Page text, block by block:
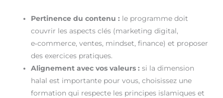
Pertinence du contenu : le programme doit
couvrir les aspects clés (marketing digital,
e‑commerce, ventes, mindset, finance) et proposer
des exercices pratiques.
Alignement avec vos valeurs : si la dimension
halal est importante pour vous, choisissez une
formation qui respecte les principes islamiques et